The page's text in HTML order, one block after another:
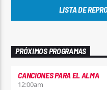
LISTA DE
PRÓXIMOS PROGRAMAS
CANCIONES PARA EL ALMA
12:00am